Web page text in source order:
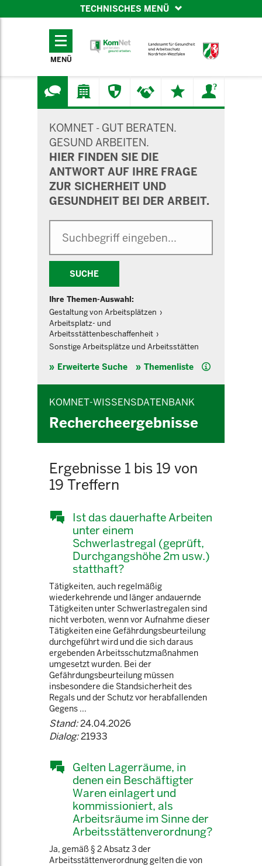
TECHNISCHES MENÜ
TECHNISCHES
MENÜ
KOMNET - GUT BERATEN.
GESUND ARBEITEN.
HIER FINDEN SIE DIE
ANTWORT AUF IHRE FRAGE
ZUR SICHERHEIT UND
GESUNDHEIT BEI DER ARBEIT.
SUCHE
Ihre Themen-Auswahl:
Gestaltung von Arbeitsplätzen
Arbeitsplatz- und
Arbeitsstättenbeschaffenheit
Sonstige Arbeitsplätze und Arbeitsstätten
Erweiterte Suche Themenliste Hilfe
KOMNET-WISSENSDATENBANK
Rechercheergebnisse
Ergebnisse 1 bis 19 von
19 Treffern
Ist das dauerhafte Arbeiten
unter einem
Schwerlastregal (geprüft,
Durchgangshöhe 2m usw.)
statthaft?
Tätigkeiten, auch regelmäßig
wiederkehrende und länger andauernde
Tätigkeiten unter Schwerlastregalen sind
nicht verboten, wenn vor Aufnahme dieser
Tätigkeiten eine Gefährdungsbeurteilung
durchgeführt wird und die sich daraus
ergebenden Arbeitsschutzmaßnahmen
umgesetzt wurden. Bei der
Gefährdungsbeurteilung müssen
insbesondere die Standsicherheit des
Regals und der Schutz vor herabfallenden
Gegens ...
Stand:24.04.2026
Dialog:21933
Gelten Lagerräume, in
denen ein Beschäftigter
Waren einlagert und
kommissioniert, als
Arbeitsräume im Sinne der
Arbeitsstättenverordnung?
Ja, gemäß § 2 Absatz 3 der
Arbeitsstättenverordnung gelten die von